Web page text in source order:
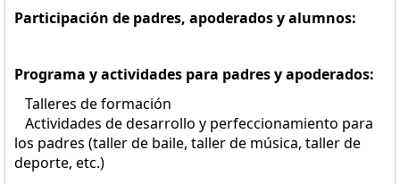
Participación de padres, apoderados y alumnos:
Programa y actividades para padres y apoderados:
Talleres de formación
Actividades de desarrollo y perfeccionamiento para
los padres (taller de baile, taller de música, taller de
deporte, etc.)